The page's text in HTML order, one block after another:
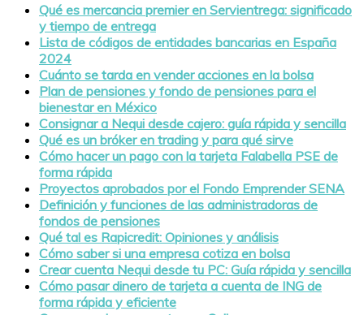
Qué es mercancia premier en Servientrega: significado
y tiempo de entrega
Lista de códigos de entidades bancarias en España
2024
Cuánto se tarda en vender acciones en la bolsa
Plan de pensiones y fondo de pensiones para el
bienestar en México
Consignar a Nequi desde cajero: guía rápida y sencilla
Qué es un bróker en trading y para qué sirve
Cómo hacer un pago con la tarjeta Falabella PSE de
forma rápida
Proyectos aprobados por el Fondo Emprender SENA
Definición y funciones de las administradoras de
fondos de pensiones
Qué tal es Rapicredit: Opiniones y análisis
Cómo saber si una empresa cotiza en bolsa
Crear cuenta Nequi desde tu PC: Guía rápida y sencilla
Cómo pasar dinero de tarjeta a cuenta de ING de
forma rápida y eficiente